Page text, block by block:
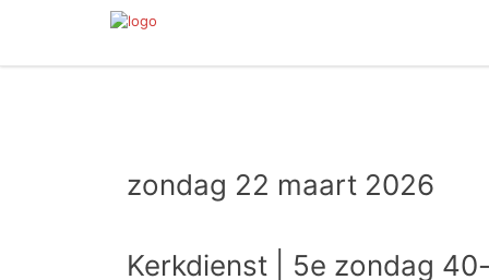
zondag 22 maart 2026
Kerkdienst | 5e zondag 40-